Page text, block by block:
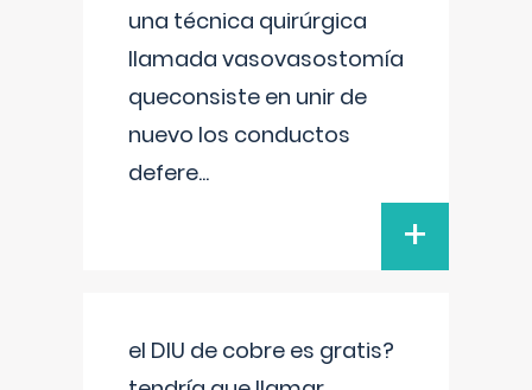
una técnica quirúrgica
llamada vasovasostomía
queconsiste en unir de
nuevo los conductos
defere...
+
el DIU de cobre es gratis?